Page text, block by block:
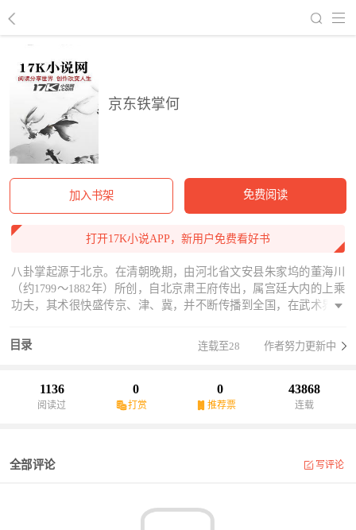
京东铁掌何
加入书架 免费阅读
打开17K小说APP，新用户免费看好书
八卦掌起源于北京。在清朝晚期，由河北省文安县朱家坞的董海川
（约1799～1882年）所创，自北京肃王府传出，属宫廷大内的上乘
功夫，其术很快盛传京、津、冀，并不断传播到全国，在武术界产
董师祖的高尚武德和超人的技艺所折服，随即心悦诚服地拜师学
艺。拜师者，多是带艺投师，很多人当时已在一方武术界颇具盛
授艺，因人施教，不拘一格，故使八卦掌形成多种不同的风格。学
艺者根据自己的喜好和自身的条件以及求师的机缘，习练不同风格
疑，支系的形成为八卦掌的传播与发展起到了积极的推动作用。其
主要支系有以下两种。尹式八卦掌，代表人尹福（1840～1908年）
条。尹福宗师自幼习练少林弹腿和罗汉拳，从师董公后将其技艺融
入了八卦掌，形成冷、弹、脆、快、硬的技击特点。其掌型近似少
目录 连载至28 作者努力更新中
1136
阅读过
0
打赏
0
推荐票
43868
连载
全部评论 写评论